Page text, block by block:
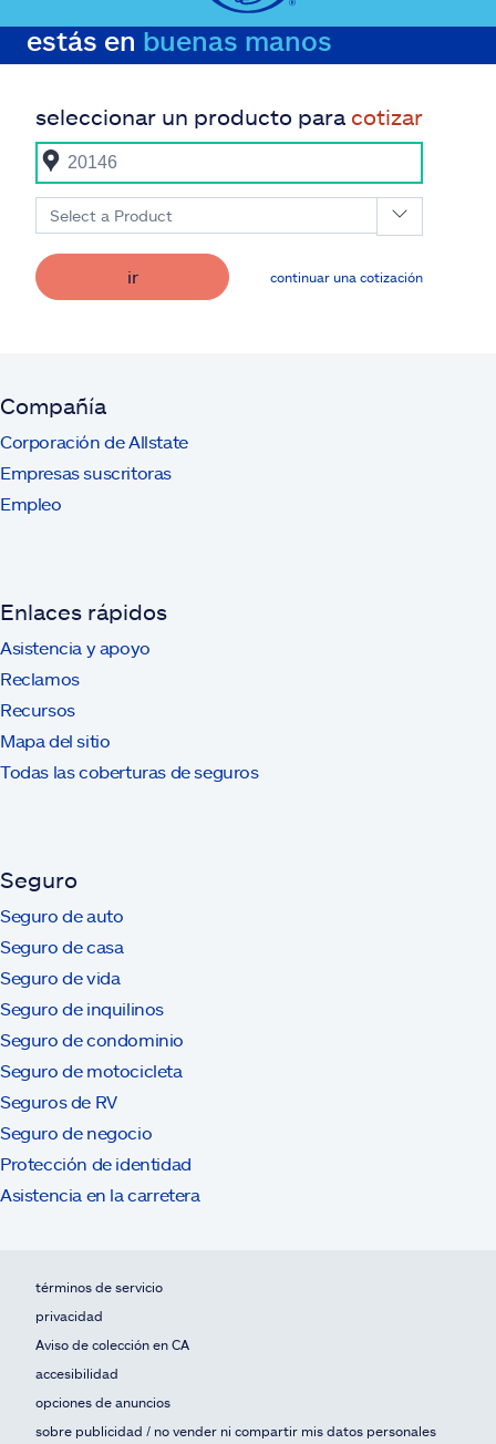
estás en buenas manos
seleccionar un producto para cotizar
Select a Product
ir continuar una cotización
Compañía
Corporación de Allstate
Empresas suscritoras
Empleo
Enlaces rápidos
Asistencia y apoyo
Reclamos
Recursos
Mapa del sitio
Todas las coberturas de seguros
Seguro
Seguro de auto
Seguro de casa
Seguro de vida
Seguro de inquilinos
Seguro de condominio
Seguro de motocicleta
Seguros de RV
Seguro de negocio
Protección de identidad
Asistencia en la carretera
términos de servicio
privacidad
Aviso de colección en CA
accesibilidad
opciones de anuncios
sobre publicidad / no vender ni compartir mis datos personales